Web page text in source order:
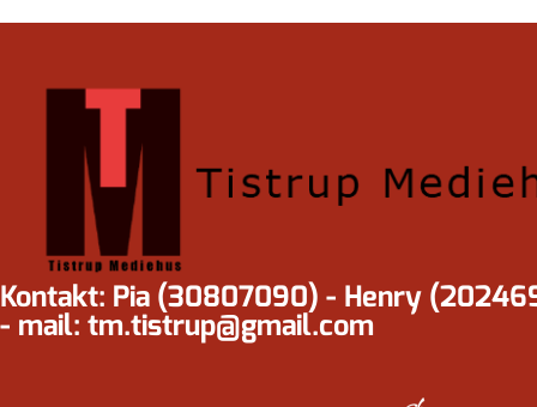
Kontakt: Pia (30807090) - Henry
- mail: tm.tistrup@gmail.com